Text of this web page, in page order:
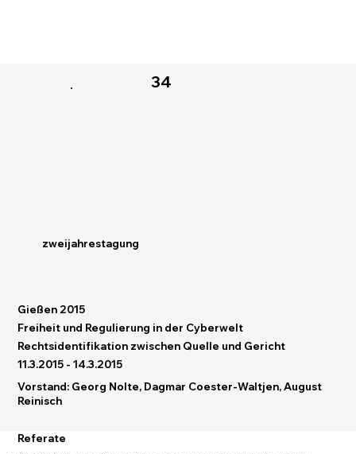
Referate
Gießen 2015
Freiheit und Regulierung in der Cyberwelt
Rechtsidentifikation zwischen Quelle und Gericht
11.3.2015 - 14.3.2015
Vorstand: Georg Nolte, Dagmar Coester-Waltjen, August
Reinisch
34
zweijahrestagung